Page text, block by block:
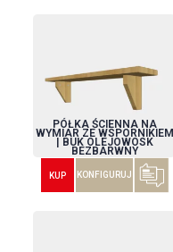
PÓŁKA ŚCIENNA NA
WYMIAR ZE WSPORNIKIEM
| BUK OLEJOWOSK
BEZBARWNY
KUP KONFIGURUJ